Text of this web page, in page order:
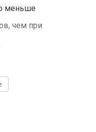
меньше
чем при